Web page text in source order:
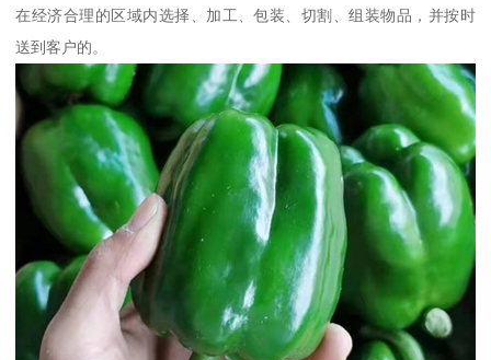
在经济合理的区域内选择、加工、包装、切割、组装物品，并按时
送到客户的。